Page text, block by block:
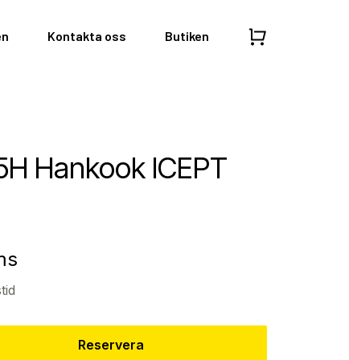
Kontakta oss Butiken
Hankook ICEPT
Reservera